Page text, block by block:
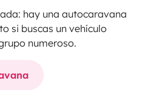
hay una autocaravana
si buscas un vehículo
numeroso.